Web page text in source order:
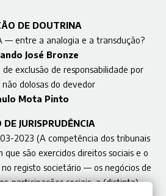
DE DOUTRINA
— entre a analogia e a transdução?
José Bronze
exclusão de responsabilidade por
dolosas do devedor
Mota Pinto
DE JURISPRUDÊNCIA
2023 (A competência dos tribunais
que são exercidos direitos sociais e o
registo societário — os negócios de
participações sociais, a (distinta)